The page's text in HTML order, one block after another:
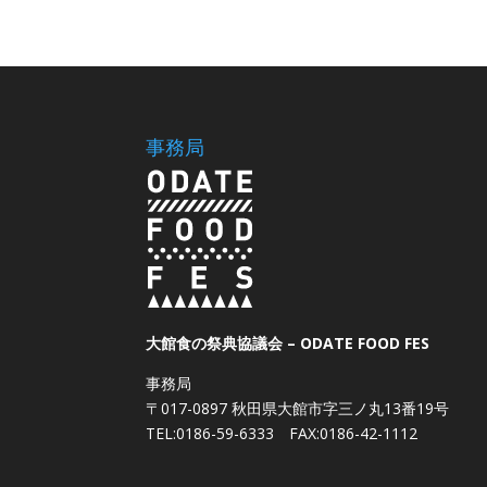
事務局
大館食の祭典協議会 – ODATE FOOD FES
事務局
〒017-0897 秋田県大館市字三ノ丸13番19号
TEL:0186-59-6333 FAX:0186-42-1112